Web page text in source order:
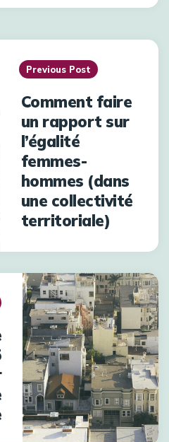
Previous Post
Comment faire
un rapport sur
l’égalité
femmes-
hommes (dans
une collectivité
territoriale)